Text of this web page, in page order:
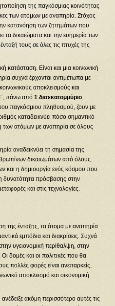
της παγκόσμιας κοινότητας
των ατόμων με αναπηρία. Στόχος
κατανόηση των ζητημάτων που
δικαιώματα και την ευημερία των
τους σε όλες τις πτυχές της
κατάσταση. Είναι και μια κοινωνική
συχνά έρχονται αντιμέτωπα με
αποκλεισμούς και
πάνω από 1 δισεκατομμύριο
παγκόσμιου πληθυσμού, ζουν με
καταδεικνύει πόσο σημαντικό
των ατόμων με αναπηρία σε όλους
αναδεικνύει τη σημασία της
δικαιωμάτων από όλους.
και η δημιουργία ενός κόσμου που
δυνατότητα πρόσβασης στην
και στις τεχνολογίες.
της ένταξης, τα άτομα με αναπηρία
εμπόδια και διακρίσεις. Συχνά
υγειονομική περίθαλψη, στην
δομές και οι πολιτικές που θα
πολλές φορές είναι ανεπαρκείς,
αποκλεισμό και οικονομική
ακόμη περισσότερο αυτές τις